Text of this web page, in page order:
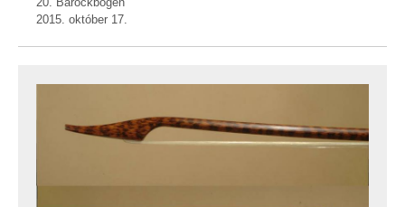
2015. október 17.